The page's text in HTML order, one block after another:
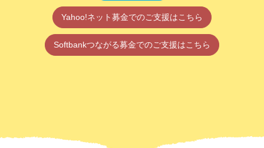
Yahoo!ネット募金でのご支援はこちら
Softbankつながる募金でのご支援はこちら